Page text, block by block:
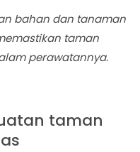
bahan dan tanaman
taman
perawatannya.
taman